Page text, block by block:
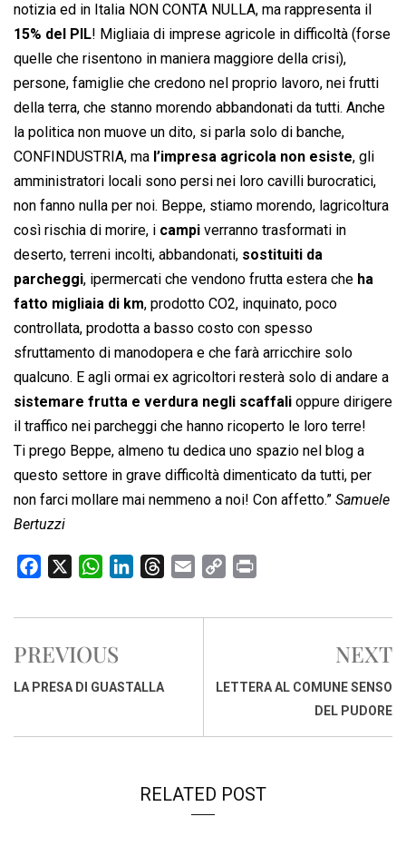
notizia ed in Italia NON CONTA NULLA, ma rappresenta il
15% del PIL! Migliaia di imprese agricole in difficoltà (forse
quelle che risentono in maniera maggiore della crisi),
persone, famiglie che credono nel proprio lavoro, nei frutti
della terra, che stanno morendo abbandonati da tutti. Anche
la politica non muove un dito, si parla solo di banche,
CONFINDUSTRIA, ma l’impresa agricola non esiste, gli
amministratori locali sono persi nei loro cavilli burocratici,
non fanno nulla per noi. Beppe, stiamo morendo, lagricoltura
così rischia di morire, i campi verranno trasformati in
deserto, terreni incolti, abbandonati, sostituiti da
parcheggi, ipermercati che vendono frutta estera che ha
fatto migliaia di km, prodotto CO2, inquinato, poco
controllata, prodotta a basso costo con spesso
sfruttamento di manodopera e che farà arricchire solo
qualcuno. E agli ormai ex agricoltori resterà solo di andare a
sistemare frutta e verdura negli scaffali oppure dirigere
il traffico nei parcheggi che hanno ricoperto le loro terre!
Ti prego Beppe, almeno tu dedica uno spazio nel blog a
questo settore in grave difficoltà dimenticato da tutti, per
non farci mollare mai nemmeno a noi! Con affetto.” Samuele
Bertuzzi
c
b
o
W
a
s
A
n
d
r
a
p
i
i
PREVIOUS
LA PRESA DI GUASTALLA
NEXT
LETTERA AL COMUNE SENSO
DEL PUDORE
RELATED POST